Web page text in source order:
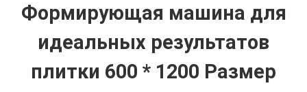
ВИДЕОЗАПИСИ
Формирующая машина для
идеальных результатов
плитки 600 * 1200 Размер